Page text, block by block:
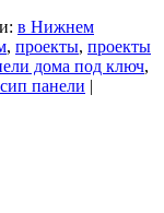
в Нижнем
, проекты, проекты
дома под ключ,
панели |